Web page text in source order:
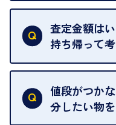
はい。全店舗一
ただし、中古市
によって査定額
査定金額は
持ち帰って
査定額は当日限
中古市場が日々
わることがござ
値段がつか
分したい物